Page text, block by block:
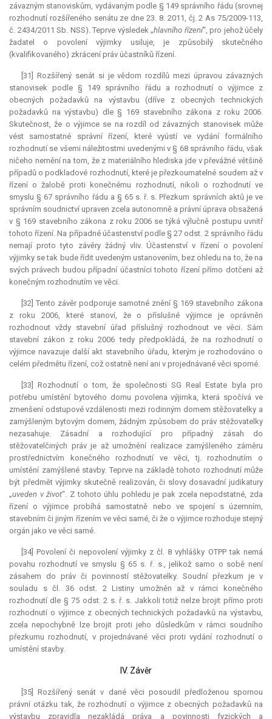
závazným stanoviskům, vydávaným podle § 149 správního řádu (srovnej
rozhodnutí rozšířeného senátu ze dne 23. 8. 2011, čj. 2 As 75/2009-113,
č. 2434/2011 Sb. NSS). Teprve výsledek „hlavního řízení“, pro jehož účely
žadatel o povolení výjimky usiluje, je způsobilý skutečného
(kvalifikovaného) zkrácení práv účastníků řízení.
[31] Rozšířený senát si je vědom rozdílů mezi úpravou závazných
stanovisek podle § 149 správního řádu a rozhodnutí o výjimce z
obecných požadavků na výstavbu (dříve z obecných technických
požadavků na výstavbu) dle § 169 stavebního zákona z roku 2006.
Skutečnost, že o výjimce se na rozdíl od závazných stanovisek může
vést samostatné správní řízení, které vyústí ve vydání formálního
rozhodnutí se všemi náležitostmi uvedenými v § 68 správního řádu, však
ničeho nemění na tom, že z materiálního hlediska jde v převážné většině
případů o podkladové rozhodnutí, které je přezkoumatelné soudem až v
řízení o žalobě proti konečnému rozhodnutí, nikoli o rozhodnutí ve
smyslu § 67 správního řádu a § 65 s. ř. s. Přezkum správních aktů je ve
správním soudnictví upraven zcela autonomně a právní úprava obsažená
v § 169 stavebního zákona z roku 2006 se týká výlučně postupu uvnitř
tohoto řízení. Na případné účastenství podle § 27 odst. 2 správního řádu
nemají proto tyto závěry žádný vliv. Účastenství v řízení o povolení
výjimky se tak bude řídit uvedeným ustanovením, bez ohledu na to, že na
svých právech budou případní účastníci tohoto řízení přímo dotčeni až
konečným rozhodnutím ve věci.
[32] Tento závěr podporuje samotné znění § 169 stavebního zákona
z roku 2006, které stanoví, že o příslušné výjimce je oprávněn
rozhodnout vždy stavební úřad příslušný rozhodnout ve věci. Sám
stavební zákon z roku 2006 tedy předpokládá, že na rozhodnutí o
výjimce navazuje další akt stavebního úřadu, kterým je rozhodováno o
celém předmětu řízení, což ostatně není ani v projednávané věci sporné.
[33] Rozhodnutí o tom, že společnosti SG Real Estate byla pro
potřebu umístění bytového domu povolena výjimka, která spočívá ve
zmenšení odstupové vzdálenosti mezi rodinným domem stěžovatelky a
zamýšleným bytovým domem, žádným způsobem do práv stěžovatelky
nezasahuje. Zásadní a rozhodující pro případný zásah do
stěžovatelčiných práv je až umožnění realizace zamýšleného záměru
prostřednictvím konečného rozhodnutí ve věci, tj. rozhodnutím o
umístění zamýšlené stavby. Teprve na základě tohoto rozhodnutí může
být předmět výjimky skutečně realizován, či slovy dosavadní judikatury
„uveden v život“. Z tohoto úhlu pohledu je pak zcela nepodstatné, zda
řízení o výjimce probíhá samostatně nebo ve spojení s územním,
stavebním či jiným řízením ve věci samé, či že o výjimce rozhoduje stejný
orgán jako ve věci samé.
[34] Povolení či nepovolení výjimky z čl. 8 vyhlášky OTPP tak nemá
povahu rozhodnutí ve smyslu § 65 s. ř. s., jelikož samo o sobě není
zásahem do práv či povinností stěžovatelky. Soudní přezkum je v
souladu s čl. 36 odst. 2 Listiny umožněn až v rámci konečného
rozhodnutí dle § 75 odst. 2 s. ř. s. Jakkoli totiž nelze brojit přímo proti
rozhodnutí o výjimce z obecných technických požadavků na výstavbu,
zcela nepochybně lze brojit proti jeho důsledkům v rámci soudního
přezkumu rozhodnutí, v projednávané věci proti vydání rozhodnutí o
umístění stavby.
IV. Závěr
[35] Rozšířený senát v dané věci posoudil předloženou spornou
právní otázku tak, že rozhodnutí o výjimce z obecných požadavků na
výstavbu zpravidla nezakládá práva a povinnosti fyzických a